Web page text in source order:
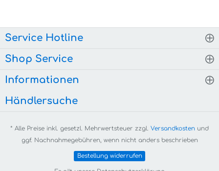
Service Hotline
Shop Service
Informationen
Händlersuche
* Alle Preise inkl. gesetzl. Mehrwertsteuer zzgl. Versandkosten und
ggf. Nachnahmegebühren, wenn nicht anders beschrieben
Bestellung widerrufen